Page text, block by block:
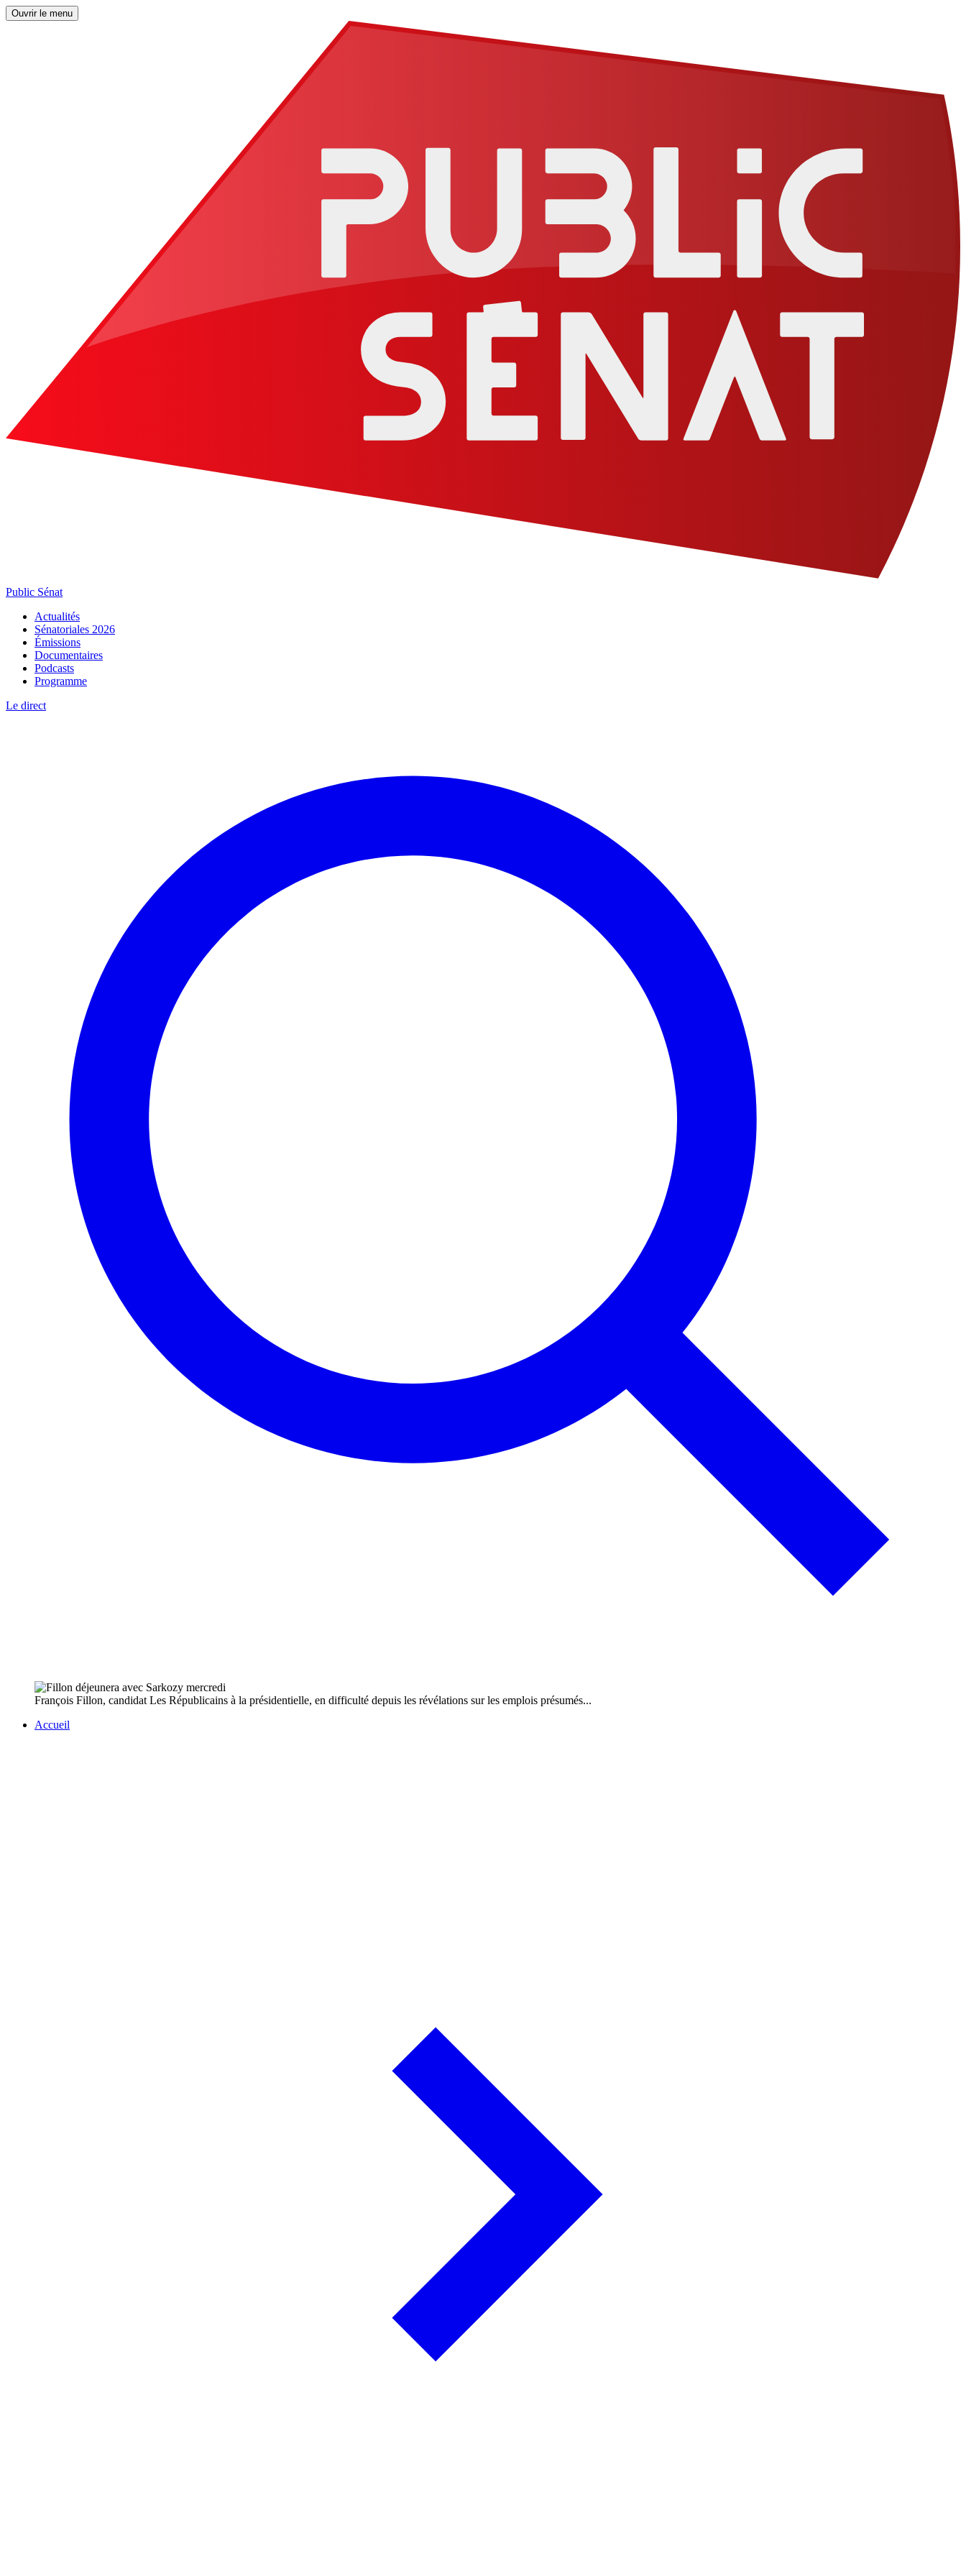
Ouvrir le menu
Public Sénat
Actualités
Sénatoriales 2026
Émissions
Documentaires
Podcasts
Programme
Le direct
François Fillon, candidat Les Républicains à la présidentielle, en difficulté depuis les révélations sur les emplois présumés...
Accueil